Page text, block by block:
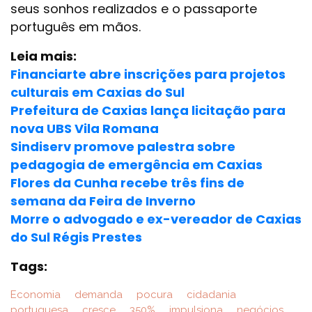
seus sonhos realizados e o passaporte
português em mãos.
Leia mais:
Financiarte abre inscrições para projetos
culturais em Caxias do Sul
Prefeitura de Caxias lança licitação para
nova UBS Vila Romana
Sindiserv promove palestra sobre
pedagogia de emergência em Caxias
Flores da Cunha recebe três fins de
semana da Feira de Inverno
Morre o advogado e ex-vereador de Caxias
do Sul Régis Prestes
Tags:
Economia demanda pocura
cidadania